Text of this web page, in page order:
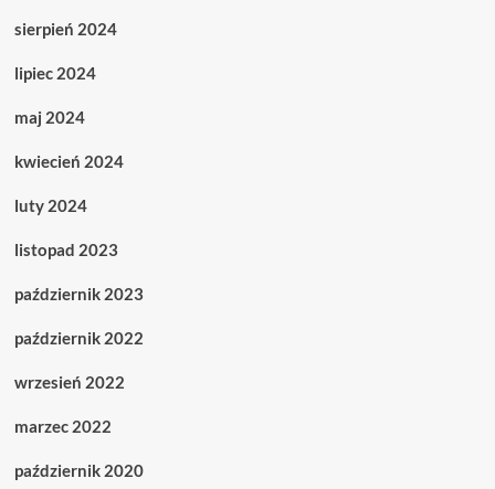
sierpień 2024
lipiec 2024
maj 2024
kwiecień 2024
luty 2024
listopad 2023
październik 2023
październik 2022
wrzesień 2022
marzec 2022
październik 2020